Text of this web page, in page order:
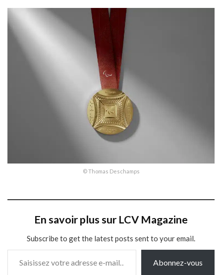
© Thomas Deschamps
En savoir plus sur LCV Magazine
Subscribe to get the latest posts sent to your email.
Saisissez votre adresse e-mail…
Abonnez-vous